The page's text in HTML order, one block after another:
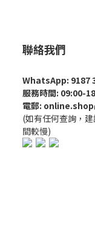
聯絡我們
WhatsApp: 9187
服務時間: 09:00-
電郵:
(如有任何查詢，
間較慢)